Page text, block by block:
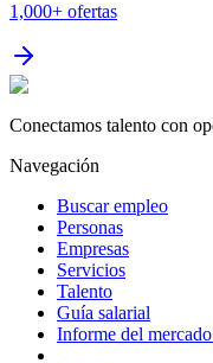
1,000+ ofertas
Conectamos talento con
Navegación
Buscar empleo
Personas
Empresas
Servicios
Talento
Guía salarial
Informe del